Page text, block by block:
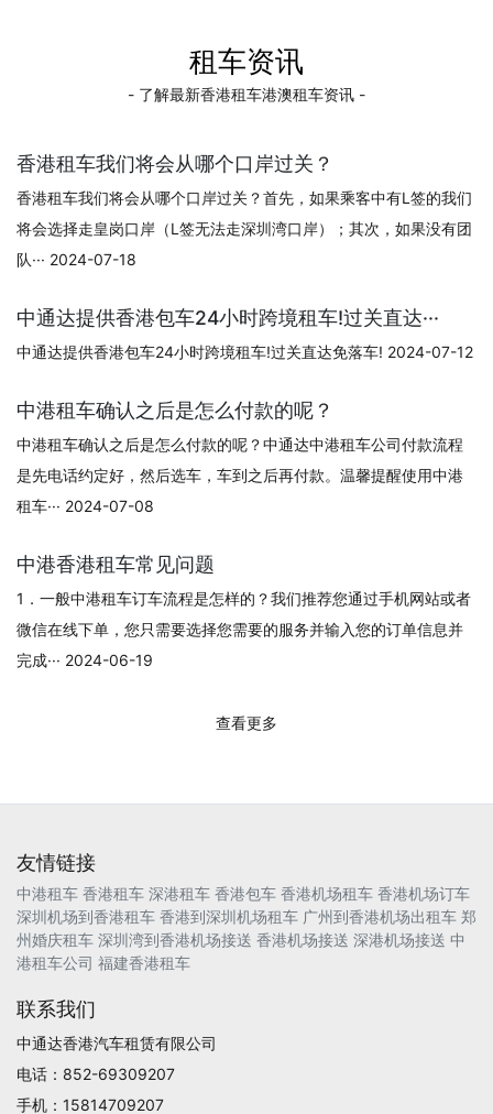
租车资讯
- 了解最新香港租车港澳租车资讯 -
香港租车我们将会从哪个口岸过关？
香港租车我们将会从哪个口岸过关？首先，如果乘客中有L签的我们
将会选择走皇岗口岸（L签无法走深圳湾口岸）；其次，如果没有团
队··· 2024-07-18
中通达提供香港包车24小时跨境租车!过关直达···
中通达提供香港包车24小时跨境租车!过关直达免落车! 2024-07-12
中港租车确认之后是怎么付款的呢？
中港租车确认之后是怎么付款的呢？中通达中港租车公司付款流程
是先电话约定好，然后选车，车到之后再付款。温馨提醒使用中港
租车··· 2024-07-08
中港香港租车常见问题
1．一般中港租车订车流程是怎样的？我们推荐您通过手机网站或者
微信在线下单，您只需要选择您需要的服务并输入您的订单信息并
完成··· 2024-06-19
查看更多
友情链接
中港租车 香港租车 深港租车 香港包车 香港机场租车 香港机场订车
深圳机场到香港租车 香港到深圳机场租车 广州到香港机场出租车 郑
州婚庆租车 深圳湾到香港机场接送 香港机场接送 深港机场接送 中
港租车公司 福建香港租车
联系我们
中通达香港汽车租赁有限公司
电话：852-69309207
手机：15814709207